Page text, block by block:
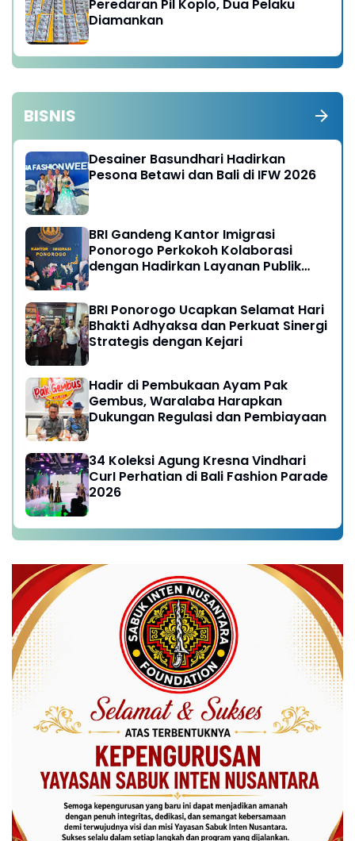
Peredaran Pil Koplo, Dua Pelaku
Diamankan
BISNIS
Desainer Basundhari Hadirkan
Pesona Betawi dan Bali di IFW 2026
BRI Gandeng Kantor Imigrasi
Ponorogo Perkokoh Kolaborasi
dengan Hadirkan Layanan Publik
BRI Ponorogo Ucapkan Selamat Hari
Bhakti Adhyaksa dan Perkuat Sinergi
Strategis dengan Kejari
Hadir di Pembukaan Ayam Pak
Gembus, Waralaba Harapkan
Dukungan Regulasi dan Pembiayaan
34 Koleksi Agung Kresna Vindhari
CurI Perhatian di Bali Fashion Parade
2026